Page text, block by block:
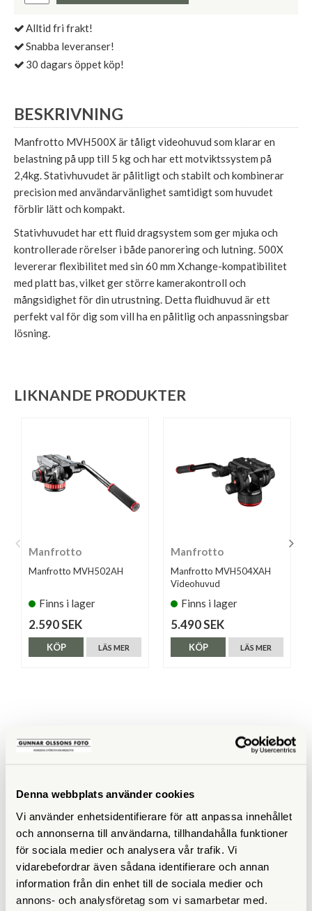
Denna webbplats använder cookies
Vi använder enhetsidentifierare för att anpassa innehållet
och annonserna till användarna, tillhandahålla funktioner
för sociala medier och analysera vår trafik. Vi
vidarebefordrar även sådana identifierare och annan
information från din enhet till de sociala medier och
annons- och analysföretag som vi samarbetar med.
Alltid fri frakt!
Snabba leveranser!
30 dagars öppet köp!
BESKRIVNING
Manfrotto MVH500X är tåligt videohuvud som klarar en
belastning på upp till 5 kg och har ett motviktssystem på
2,4kg. Stativhuvudet är pålitligt och stabilt och kombinerar
precision med användarvänlighet samtidigt som huvudet
förblir lätt och kompakt.
Stativhuvudet har ett fluid dragsystem som ger mjuka och
kontrollerade rörelser i både panorering och lutning. 500X
levererar flexibilitet med sin 60 mm Xchange-kompatibilitet
med platt bas, vilket ger större kamerakontroll och
mångsidighet för din utrustning. Detta fluidhuvud är ett
perfekt val för dig som vill ha en pålitlig och anpassningsbar
lösning.
LIKNANDE PRODUKTER
Manfrotto
Manfrotto MVH502AH
Finns i lager
2.590 SEK
LÄS MER
KÖP
Manfrotto
Manfrotto MVH504XAH
Videohuvud
Finns i lager
5.490 SEK
LÄS MER
KÖP
Vikt (g) 1450
11,5
Medföljande snabbplatta 501PL